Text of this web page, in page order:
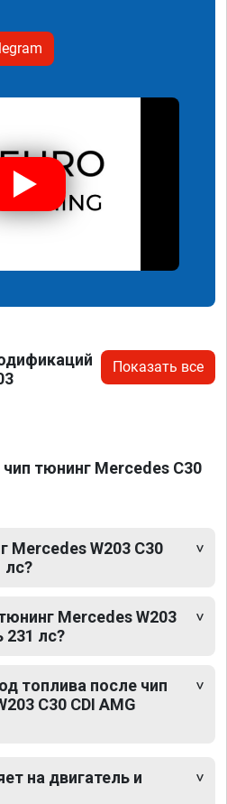
Показать все
тюнинг Mercedes C30
Mercedes W203 C30
лс?
Mercedes W203
231 лс?
топлива после чип
C30 CDI AMG
на двигатель и